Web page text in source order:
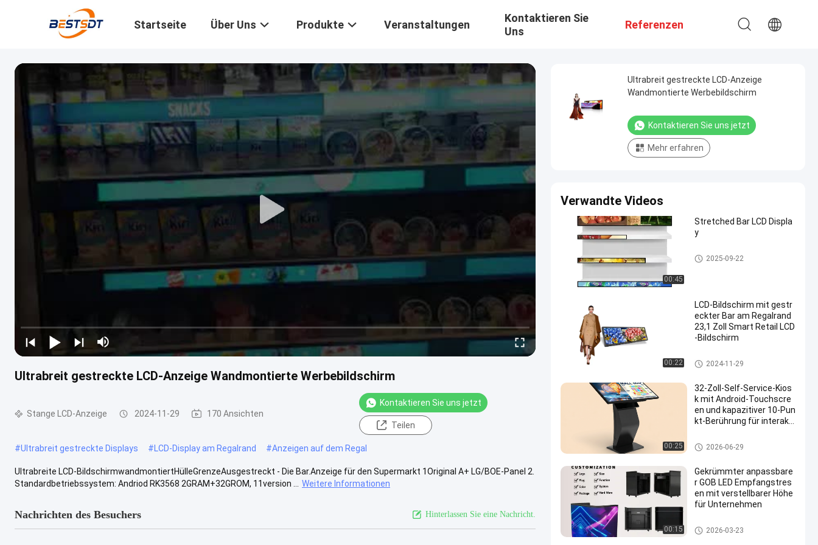
Startseite Über Uns Produkte Veranstaltungen
Kontaktieren Sie
Uns
Referenzen
Ultrabreit gestreckte LCD-Anzeige Wandmontierte Werbebildschirm
Stange LCD-Anzeige 2024-11-29 170 Ansichten
Kontaktieren Sie uns jetzt
Teilen
#Ultrabreit gestreckte Displays #LCD-Display am Regalrand #Anzeigen auf dem Regal
Ultrabreite LCD-BildschirmwandmontiertHülleGrenzeAusgestreckt - Die Bar.Anzeige für den Supermarkt 1Original A+ LG/BOE-Panel 2.
Standardbetriebssystem: Andriod RK3568 2GRAM+32GROM, 11version ...
Weitere Informationen
Nachrichten des Besuchers Hinterlassen Sie eine Nachricht.
Ultrabreit gestreckte LCD-Anzeige
Wandmontierte Werbebildschirm
Kontaktieren Sie uns jetzt
Mehr erfahren
Verwandte Videos
00:45
Stretched Bar LCD Displa
y
Stange LCD-Anzeige
2025-09-22
00:22
LCD-Bildschirm mit gestr
eckter Bar am Regalrand
23,1 Zoll Smart Retail LCD
-Bildschirm
Stange LCD-Anzeige
2024-11-29
00:25
32-Zoll-Self-Service-Kios
k mit Android-Touchscre
en und kapazitiver 10-Pun
kt-Berührung für interakti
Digitale LCD-Signatur für Innen
räume
2026-06-29
00:15
Gekrümmter anpassbare
r GOB LED Empfangstres
en mit verstellbarer Höhe
für Unternehmen
LED-Anzeige
2026-03-23